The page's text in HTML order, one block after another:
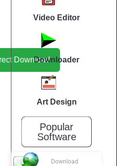
Terbaru | Direct Download
Video Editor
Downloader
Art Design
Popular
Software
Download